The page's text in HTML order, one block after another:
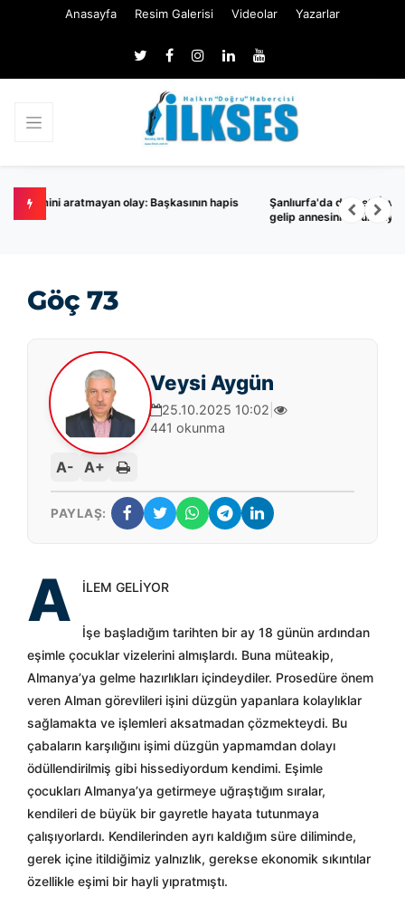
Anasayfa Resim Galerisi Videolar Yazarlar
hapis
Şanlıurfa'da dehşet! İsviçre'de eşini öldüren şahıs Türkiye'ye
Göç 73
Veysi Aygün
25.10.2025 10:02
441 okunma
A- A+
PAYLAŞ:
A İLEM GELİYOR
İşe başladığım tarihten bir ay 18 günün ardından
eşimle çocuklar vizelerini almışlardı. Buna müteakip,
Almanya’ya gelme hazırlıkları içindeydiler. Prosedüre önem
veren Alman görevlileri işini düzgün yapanlara kolaylıklar
sağlamakta ve işlemleri aksatmadan çözmekteydi. Bu
çabaların karşılığını işimi düzgün yapmamdan dolayı
ödüllendirilmiş gibi hissediyordum kendimi. Eşimle
çocukları Almanya’ya getirmeye uğraştığım sıralar,
kendileri de büyük bir gayretle hayata tutunmaya
çalışıyorlardı. Kendilerinden ayrı kaldığım süre diliminde,
gerek içine itildiğimiz yalnızlık, gerekse ekonomik sıkıntılar
özellikle eşimi bir hayli yıpratmıştı.